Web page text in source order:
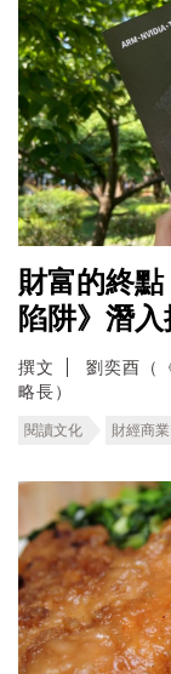
財富的終
陷阱》潛
撰文
劉奕酉（
略長）
閱讀文化 財經商業